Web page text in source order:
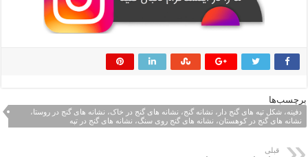
برچسب‌ها
دفینه، شکل تپه های گنج دار، نشانه گنج، نشانه های گنج در خاک، نشانه های گنج در روستا،
نشانه های گنج در کوهستان، نشانه های گنج روی سنگ، نشانه های گنج در تپه
قبلی